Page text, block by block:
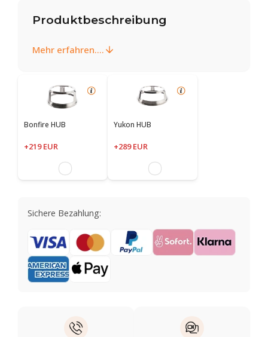
Produktbeschreibung
Mehr erfahren....
Bonfire HUB
+219 EUR
Yukon HUB
+289 EUR
Sichere Bezahlung: